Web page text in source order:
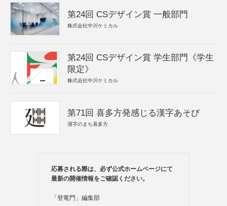
第24回 CSデザイン賞 一般部門
株式会社中川ケミカル
第24回 CSデザイン賞 学生部門《学生
限定》
株式会社中川ケミカル
第71回 喜多方発感じる漢字あそび
漢字のまち喜多方
応募される際は、必ず公式ホームページにて
最新の開催情報をご確認ください。
「登竜門」編集部